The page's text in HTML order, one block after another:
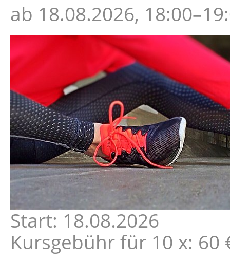
ab 18.08.2026,
Start: 18.08.2026
Kursgebühr für 10 x: 60